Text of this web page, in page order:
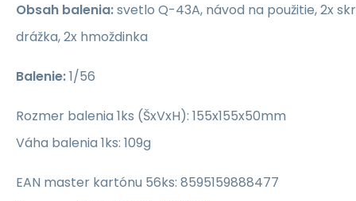
Obsah balenia:svetlo Q-43A, návod na použitie, 2x
drážka, 2x hmoždinka
Balenie:1/56
Rozmer balenia 1ks (ŠxVxH): 155x155x50mm
Váha balenia 1ks: 109g
EAN master kartónu 56ks: 8595159888477